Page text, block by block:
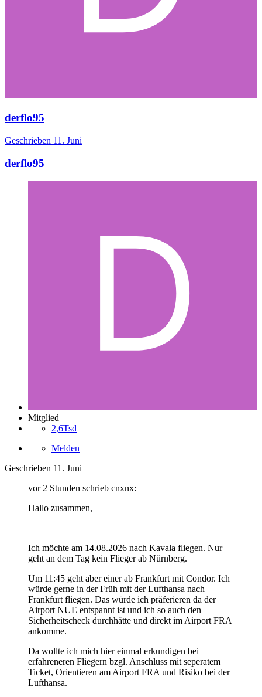
derflo95
Geschrieben 11. Juni
derflo95
Mitglied
2,6Tsd
Melden
Geschrieben 11. Juni
vor 2 Stunden schrieb cnxnx:
Hallo zusammen,
Ich möchte am 14.08.2026 nach Kavala fliegen. Nur
geht an dem Tag kein Flieger ab Nürnberg.
Um 11:45 geht aber einer ab Frankfurt mit Condor. Ich
würde gerne in der Früh mit der Lufthansa nach
Frankfurt fliegen. Das würde ich präferieren da der
Airport NUE entspannt ist und ich so auch den
Sicherheitscheck durchhätte und direkt im Airport FRA
ankomme.
Da wollte ich mich hier einmal erkundigen bei
erfahreneren Fliegern bzgl. Anschluss mit seperatem
Ticket, Orientieren am Airport FRA und Risiko bei der
Lufthansa.